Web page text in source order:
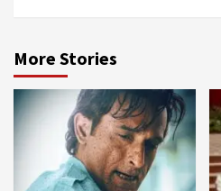
More Stories